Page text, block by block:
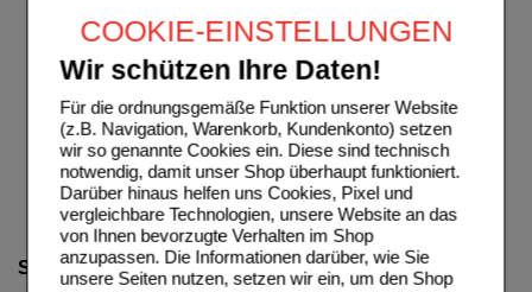
COOKIE-EINSTELLUNGEN
Wir schützen Ihre Daten!
Für die ordnungsgemäße Funktion unserer Website
(z.B. Navigation, Warenkorb, Kundenkonto) setzen
wir so genannte Cookies ein. Diese sind technisch
notwendig, damit unser Shop überhaupt funktioniert.
Darüber hinaus helfen uns Cookies, Pixel und
vergleichbare Technologien, unsere Website an das
von Ihnen bevorzugte Verhalten im Shop
anzupassen. Die Informationen darüber, wie Sie
unsere Seiten nutzen, setzen wir ein, um den Shop
Suche verfeinern